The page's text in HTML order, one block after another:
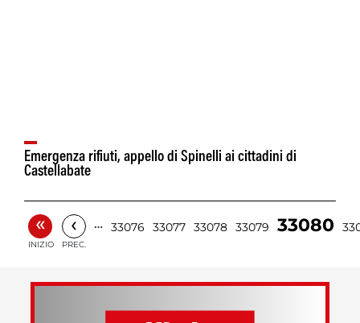
Emergenza rifiuti, appello di Spinelli ai cittadini di
Castellabate
«
INIZIO
‹
PREC.
… 33076 33077 33078 33079 33080